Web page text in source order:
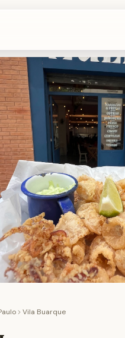
Vila Buarque